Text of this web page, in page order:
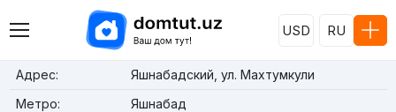
USD RU
Адрес:
Яшнабадский, ул. Махтумкули
Метро:
Яшнабад